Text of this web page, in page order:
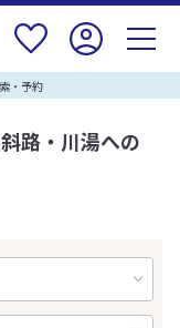
・予約
路・川湯への